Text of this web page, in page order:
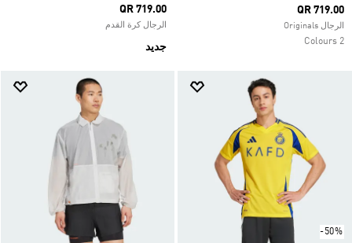
QR 719.00
الرجال Originals
2 Colours
QR 719.00
الرجال كرة القدم
جديد
-50%